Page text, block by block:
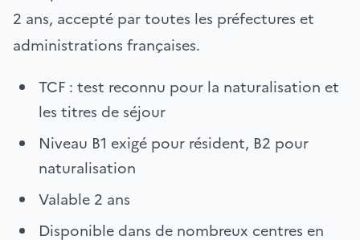
2 ans, accepté par toutes les préfectures et
administrations françaises.
TCF : test reconnu pour la naturalisation et
les titres de séjour
Niveau B1 exigé pour résident, B2 pour
naturalisation
Valable 2 ans
Disponible dans de nombreux centres en